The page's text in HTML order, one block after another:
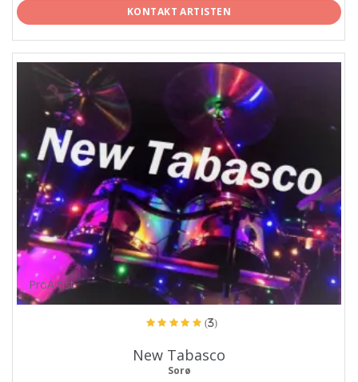
KONTAKT ARTISTEN
ProArtist
(3)
New Tabasco
Sorø